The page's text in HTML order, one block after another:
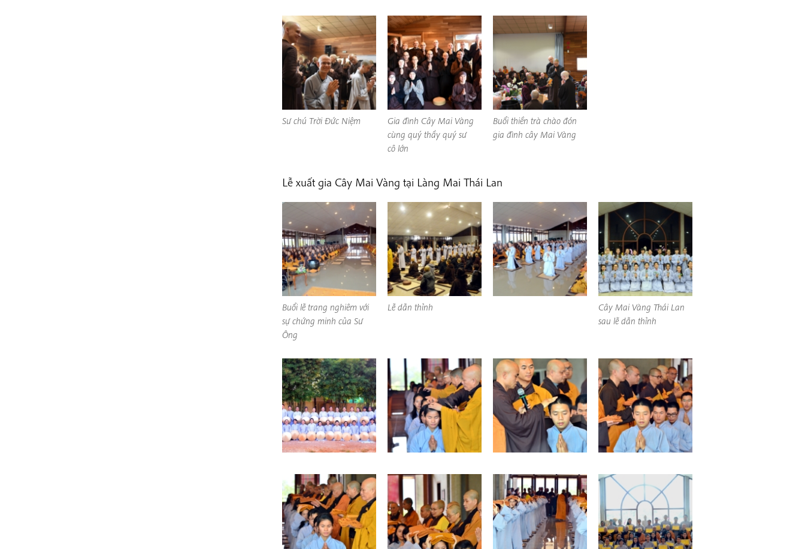
Sư chú Trời Đức Niệm
Gia đình Cây Mai Vàng
cùng quý thầy quý sư
cô lớn
Buổi thiền trà chào đón
gia đình cây Mai Vàng
Lễ xuất gia Cây Mai Vàng tại Làng Mai Thái Lan
Buổi lễ trang nghiêm với
sự chứng minh của Sư
Ông
Lễ dẫn thỉnh
Cây Mai Vàng Thái Lan
sau lễ dẫn thỉnh